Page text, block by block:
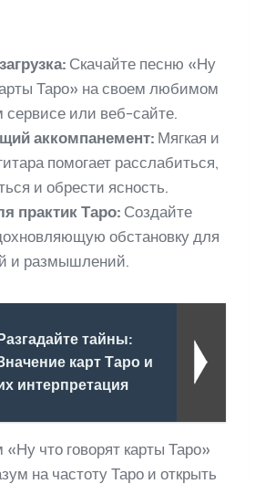
Скачайте песню «Ну
Таро» на своем любимом
сервисе или веб-сайте.
аккомпанемент: Мягкая и
помогает расслабиться,
и обрести ясность.
практик Таро: Создайте
обстановку для
и размышлений.
тайны:
карт Таро и
интерпретация
«Ну что говорят карты Таро»
на частоту Таро и открыть